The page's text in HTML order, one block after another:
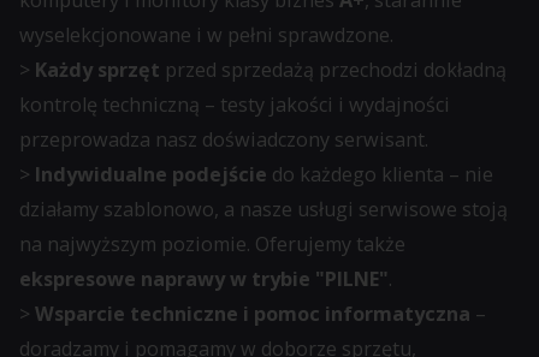
wyselekcjonowane i w pełni sprawdzone.
> Każdy sprzęt przed sprzedażą przechodzi dokładną
kontrolę techniczną – testy jakości i wydajności
przeprowadza nasz doświadczony serwisant.
> Indywidualne podejście do każdego klienta – nie
działamy szablonowo, a nasze usługi serwisowe stoją
na najwyższym poziomie. Oferujemy także
ekspresowe naprawy w trybie "PILNE".
>Wsparcie techniczne i pomoc informatyczna –
doradzamy i pomagamy w doborze sprzętu,
zarządzanie
usuwanie
przechowywanych
ciasteczek
dowolnym
momencie.
Aby